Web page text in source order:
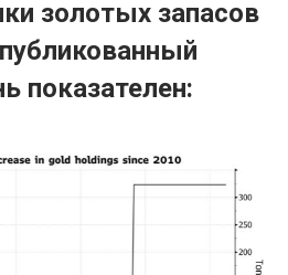
золотых запасов
показателен: